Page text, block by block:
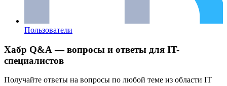
Пользователи
Хабр Q&A — вопросы и ответы для IT-
специалистов
Получайте ответы на вопросы по любой теме из области IT